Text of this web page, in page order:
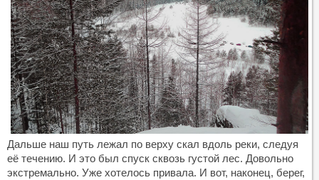
Дальше наш путь лежал по верху скал вдоль реки, следуя
её течению. И это был спуск сквозь густой лес. Довольно
экстремально. Уже хотелось привала. И вот, наконец, берег,